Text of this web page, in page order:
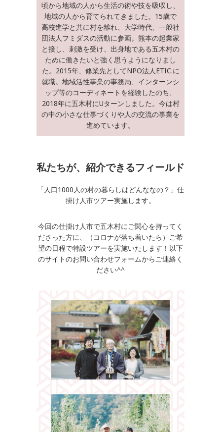
頃から地域の人から生活の術や技を吸収し、
地域の人から育てられてきました。15歳で
高校進学と共に村を離れ、大学時代、一般社
団法人フミダスの活動に参画。熊本の起業家
と接し、刺激を受け、出身地である五木村の
ために働きたいと強く思うようになりまし
た。2015年、修業先としてNPO法人ETIC.に
就職。地域活性事業の事務局、インターンシ
ップ等のコーディネートを経験したのち、
2018年に五木村にUターンしました。今は村
の中の小さな仕事づくりや人の交流の事業を
進めています。
私たちが、紹介できるフィールド
「人口1000人の村の暮らしはどんななの？」仕
掛け人市ツアー実施します。
今回の仕掛け人市で五木村にご関心を持ってく
ださった方に、（コロナが落ち着いたら）ご希
望の日程で特設ツアーを実施いたします！以下
のサイトのお問い合わせフォームからご連絡く
ださい^^